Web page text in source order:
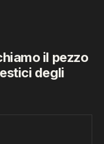
il pezzo
degli